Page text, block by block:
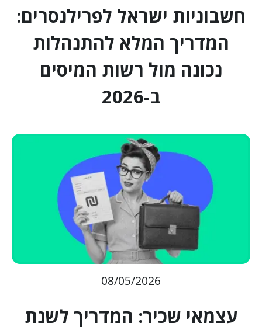
חשבוניות ישראל לפרילנסרים:
המדריך המלא להתנהלות
נכונה מול רשות המיסים
ב-2026
08/05/2026
עצמאי שכיר: המדריך לשנת